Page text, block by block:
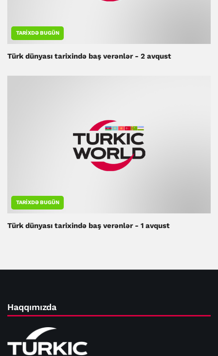
TARIXDƏ BUGÜN
Türk dünyası tarixində baş verənlər - 2 avqust
TARIXDƏ BUGÜN
Türk dünyası tarixində baş verənlər - 1 avqust
Haqqımızda